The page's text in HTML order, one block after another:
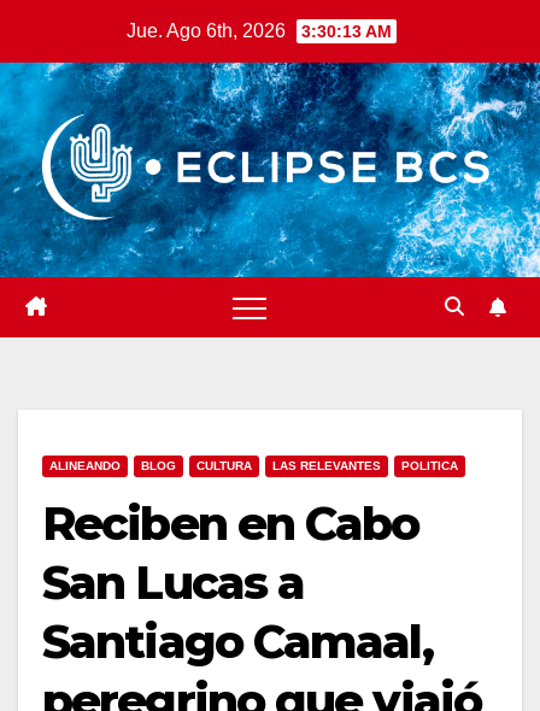
contenido
Jue. Ago 6th, 2026 3:30:15 AM
ALINEANDO BLOG CULTURA LAS RELEVANTES POLITICA
Reciben en Cabo
San Lucas a
Santiago Camaal,